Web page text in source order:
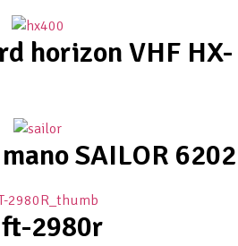
horizon VHF HX-
SAILOR 6202
ft-2980r